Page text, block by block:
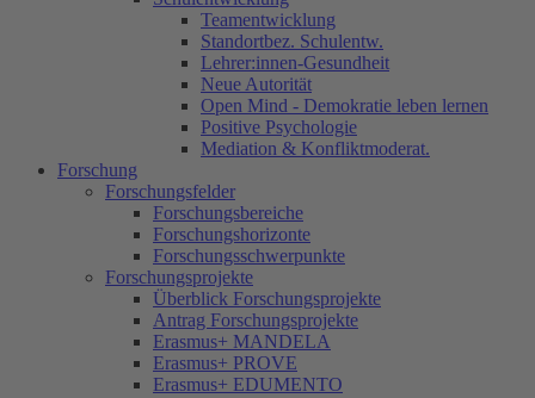
Teamentwicklung
Standortbez. Schulentw.
Lehrer:innen-Gesundheit
Neue Autorität
Open Mind - Demokratie leben lernen
Positive Psychologie
Mediation & Konfliktmoderat.
Forschung
Forschungsfelder
Forschungsbereiche
Forschungshorizonte
Forschungsschwerpunkte
Forschungsprojekte
Überblick Forschungsprojekte
Antrag Forschungsprojekte
Erasmus+ MANDELA
Erasmus+ PROVE
Erasmus+ EDUMENTO